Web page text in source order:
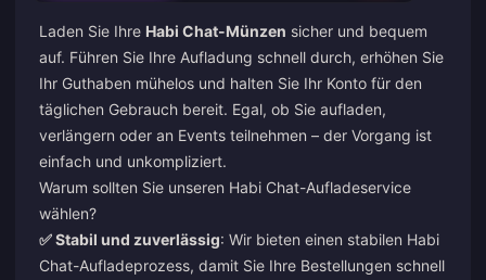
Laden Sie Ihre Habi Chat-Münzen sicher und bequem
auf. Führen Sie Ihre Aufladung schnell durch, erhöhen Sie
Ihr Guthaben mühelos und halten Sie Ihr Konto für den
täglichen Gebrauch bereit. Egal, ob Sie aufladen,
verlängern oder an Events teilnehmen – der Vorgang ist
einfach und unkompliziert.
Warum sollten Sie unseren Habi Chat-Aufladeservice
wählen?
✅ Stabil und zuverlässig: Wir bieten einen stabilen Habi
Chat-Aufladeprozess, damit Sie Ihre Bestellungen schnell